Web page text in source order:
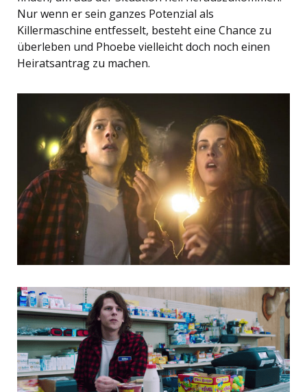
Nur wenn er sein ganzes Potenzial als
Killermaschine entfesselt, besteht eine Chance zu
überleben und Phoebe vielleicht doch noch einen
Heiratsantrag zu machen.